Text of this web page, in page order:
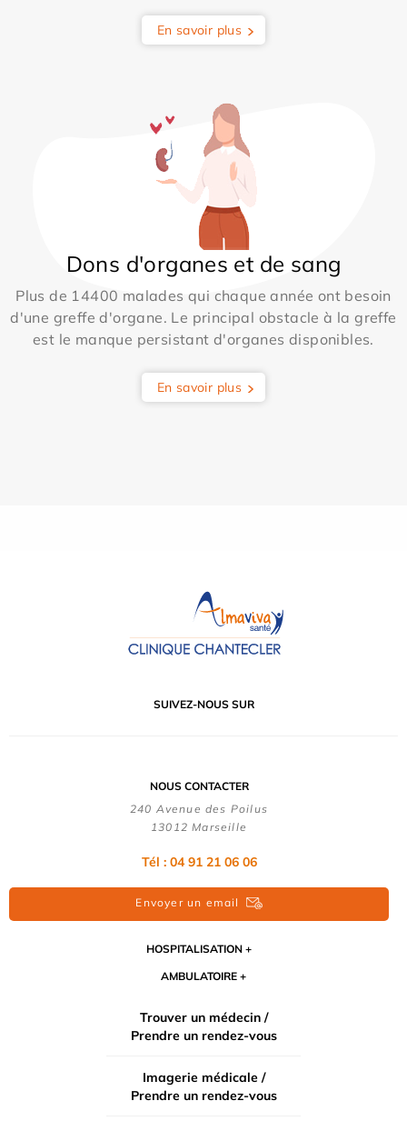
En savoir plus
Dons d'organes et de sang
Plus de 14400 malades qui chaque année ont besoin
d'une greffe d'organe. Le principal obstacle à la greffe
est le manque persistant d'organes disponibles.
En savoir plus
SUIVEZ-NOUS SUR
NOUS CONTACTER
240 Avenue des Poilus
13012 Marseille
Tél : 04 91 21 06 06
Envoyer un email
HOSPITALISATION
AMBULATOIRE
Trouver un médecin /
Prendre un rendez-vous
Imagerie médicale /
Prendre un rendez-vous